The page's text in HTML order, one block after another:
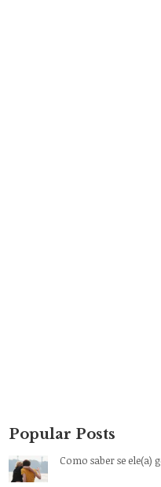
Popular Posts
Como saber se ele(a)